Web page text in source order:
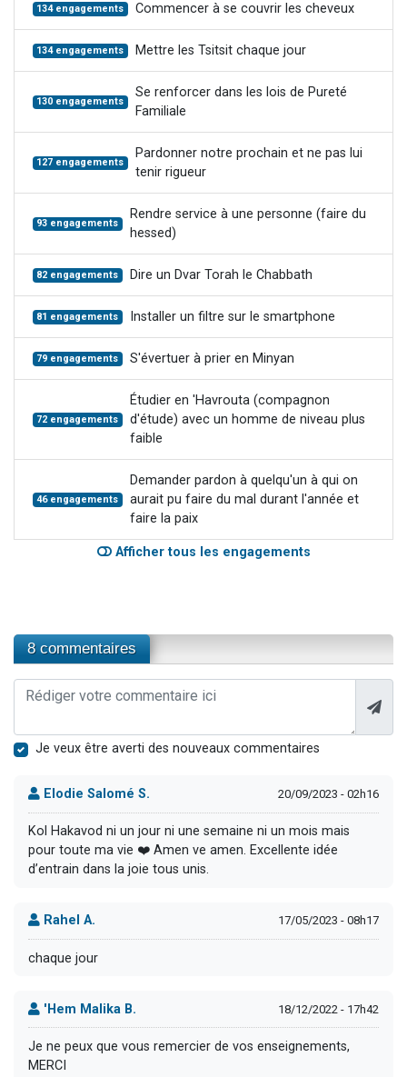
134 engagements Commencer à se couvrir les cheveux
134 engagements Mettre les Tsitsit chaque jour
130 engagements
Se renforcer dans les lois de Pureté
Familiale
127 engagements
Pardonner notre prochain et ne pas lui
tenir rigueur
93 engagements
Rendre service à une personne (faire du
hessed)
82 engagements Dire un Dvar Torah le Chabbath
81 engagements Installer un filtre sur le smartphone
79 engagements S'évertuer à prier en Minyan
72 engagements
Étudier en 'Havrouta (compagnon
d'étude) avec un homme de niveau plus
faible
46 engagements
Demander pardon à quelqu'un à qui on
aurait pu faire du mal durant l'année et
faire la paix
Afficher tous les engagements
8 commentaires
Je veux être averti des nouveaux commentaires
Elodie Salomé S. 20/09/2023 - 02h16
Kol Hakavod ni un jour ni une semaine ni un mois mais
pour toute ma vie ❤️ Amen ve amen. Excellente idée
d’entrain dans la joie tous unis.
Rahel A. 17/05/2023 - 08h17
chaque jour
'Hem Malika B. 18/12/2022 - 17h42
Je ne peux que vous remercier de vos enseignements,
MERCI